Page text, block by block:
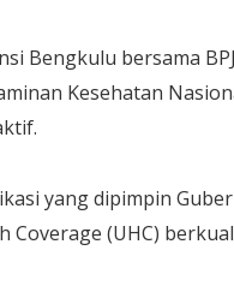
Bengkulu bersama
Kesehatan
yang dipimpin
(UHC)